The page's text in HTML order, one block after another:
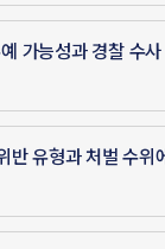
가능성과 경찰 수사
반 유형과 처벌 수위